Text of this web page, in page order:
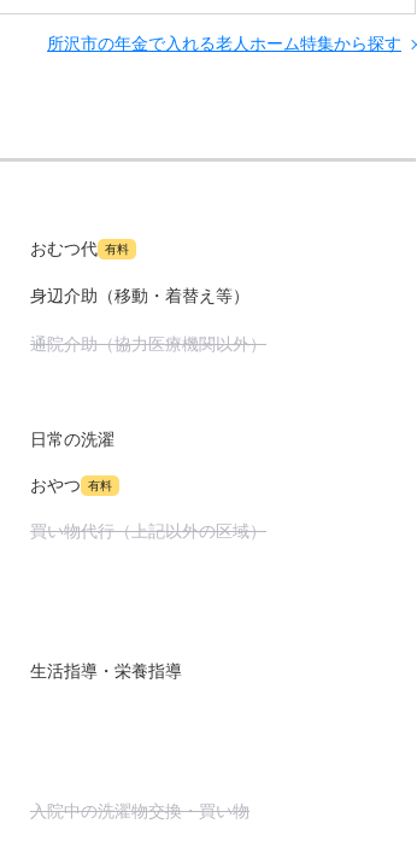
所沢市の年金で入れる老人ホーム特集から探す
おむつ代 有料
身辺介助（移動・着替え等）
通院介助（協力医療機関以外）
日常の洗濯
おやつ 有料
買い物代行（上記以外の区域）
生活指導・栄養指導
入院中の洗濯物交換・買い物